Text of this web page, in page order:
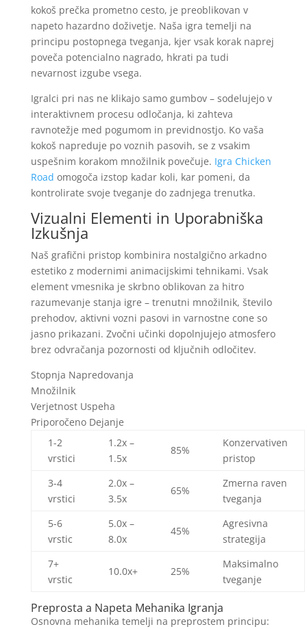
kokoš prečka prometno cesto, je preoblikovan v
napeto hazardno doživetje. Naša igra temelji na
principu postopnega tveganja, kjer vsak korak naprej
poveča potencialno nagrado, hkrati pa tudi
nevarnost izgube vsega.
Igralci pri nas ne klikajo samo gumbov – sodelujejo v
interaktivnem procesu odločanja, ki zahteva
ravnotežje med pogumom in previdnostjo. Ko vaša
kokoš napreduje po voznih pasovih, se z vsakim
uspešnim korakom množilnik povečuje. Igra Chicken
Road omogoča izstop kadar koli, kar pomeni, da
kontrolirate svoje tveganje do zadnjega trenutka.
Vizualni Elementi in Uporabniška
Izkušnja
Naš grafični pristop kombinira nostalgično arkadno
estetiko z modernimi animacijskimi tehnikami. Vsak
element vmesnika je skrbno oblikovan za hitro
razumevanje stanja igre – trenutni množilnik, število
prehodov, aktivni vozni pasovi in varnostne cone so
jasno prikazani. Zvočni učinki dopolnjujejo atmosfero
brez odvračanja pozornosti od ključnih odločitev.
Stopnja Napredovanja
Množilnik
Verjetnost Uspeha
Priporočeno Dejanje
1-2
vrstici
1.2x –
1.5x
85%
Konzervativen
pristop
3-4
vrstici
2.0x –
3.5x
65%
Zmerna raven
tveganja
5-6
vrstic
5.0x –
8.0x
45%
Agresivna
strategija
7+
vrstic
10.0x+ 25%
Maksimalno
tveganje
Preprosta a Napeta Mehanika Igranja
Osnovna mehanika temelji na preprostem principu: